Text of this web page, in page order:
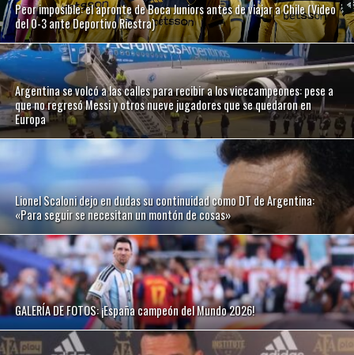
Peor imposible: el apronte de Boca Juniors antes de viajar a Chile (Video
del 0-3 ante Deportivo Riestra)
Argentina se volcó a las calles para recibir a los vicecampeones: pese a
que no regresó Messi y otros nueve jugadores que se quedaron en
Europa
Lionel Scaloni dejo en dudas su continuidad como DT de Argentina:
«Para seguir se necesitan un montón de cosas»
GALERÍA DE FOTOS: ¡España campeón del Mundo 2026!